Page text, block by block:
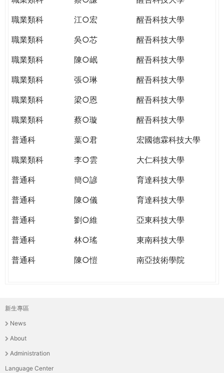
職業類科
江○宏
醒吾科技大學
職業類科
吳○芯
醒吾科技大學
職業類科
陳○岷
醒吾科技大學
職業類科
張○琳
醒吾科技大學
職業類科
梁○恩
醒吾科技大學
職業類科
蔡○璇
醒吾科技大學
普通科
葉○君
宏國德霖科技大學
職業類科
李○雲
大仁科技大學
普通科
簡○諺
育達科技大學
普通科
陳○儀
育達科技大學
普通科
劉○維
亞東科技大學
普通科
林○瑤
東南科技大學
普通科
陳○愷 南亞技術學院
主
選
單
新生專區
News
About
Administration
Language Center